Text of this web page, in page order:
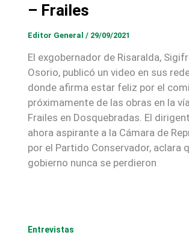
– Frailes
Editor General / 29/09/2021
El exgobernador de Risaralda,
Osorio, publicó un video en sus
donde afirma estar feliz por el
próximamente de las obras en la
Frailes en Dosquebradas. El
ahora aspirante a la Cámara de
por el Partido Conservador, aclara
gobierno nunca se perdieron
Entrevistas